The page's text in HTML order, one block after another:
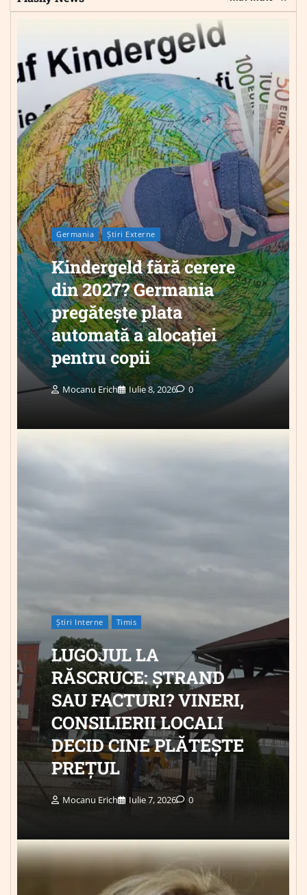
Germania Știri Externe
Kindergeld fără cerere
din 2027? Germania
pregătește plata
automată a alocației
pentru copii
Mocanu Erich Iulie 8, 2026 0
Știri Interne Timis
LUGOJUL LA
RĂSCRUCE: ȘTRAND
SAU FACTURI? VINERI,
CONSILIERII LOCALI
DECID CINE PLĂTEȘTE
PREȚUL
Mocanu Erich Iulie 7, 2026 0